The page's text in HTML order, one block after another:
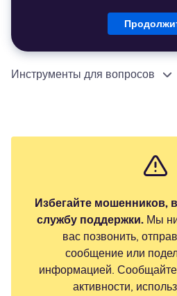
Инструменты для вопросов
Избегайте мошенников,
службу поддержки.Мы
вас позвонить,
сообщение или
информацией. Сообщайте
активности,